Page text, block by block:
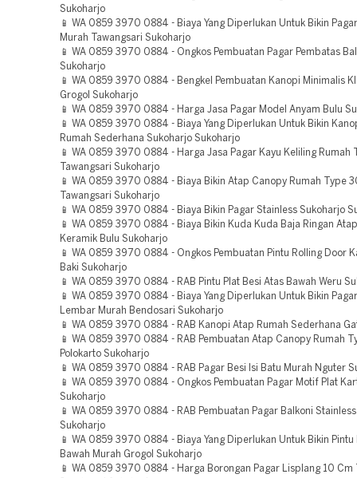
Sukoharjo
📱 WA 0859 3970 0884 - Biaya Yang Diperlukan Untuk Bikin
Murah Tawangsari Sukoharjo
📱 WA 0859 3970 0884 - Ongkos Pembuatan Pagar Pembatas
Sukoharjo
📱 WA 0859 3970 0884 - Bengkel Pembuatan Kanopi Minimalis
Grogol Sukoharjo
📱 WA 0859 3970 0884 - Harga Jasa Pagar Model Anyam Bulu
📱 WA 0859 3970 0884 - Biaya Yang Diperlukan Untuk Bikin
Rumah Sederhana Sukoharjo Sukoharjo
📱 WA 0859 3970 0884 - Harga Jasa Pagar Kayu Keliling Rumah
Tawangsari Sukoharjo
📱 WA 0859 3970 0884 - Biaya Bikin Atap Canopy Rumah Type
Tawangsari Sukoharjo
📱 WA 0859 3970 0884 - Biaya Bikin Pagar Stainless Sukoharjo
📱 WA 0859 3970 0884 - Biaya Bikin Kuda Kuda Baja Ringan
Keramik Bulu Sukoharjo
📱 WA 0859 3970 0884 - Ongkos Pembuatan Pintu Rolling Door
Baki Sukoharjo
📱 WA 0859 3970 0884 - RAB Pintu Plat Besi Atas Bawah Weru
📱 WA 0859 3970 0884 - Biaya Yang Diperlukan Untuk Bikin
Lembar Murah Bendosari Sukoharjo
📱 WA 0859 3970 0884 - RAB Kanopi Atap Rumah Sederhana
📱 WA 0859 3970 0884 - RAB Pembuatan Atap Canopy Rumah
Polokarto Sukoharjo
📱 WA 0859 3970 0884 - RAB Pagar Besi Isi Batu Murah Nguter
📱 WA 0859 3970 0884 - Ongkos Pembuatan Pagar Motif Plat
Sukoharjo
📱 WA 0859 3970 0884 - RAB Pembuatan Pagar Balkoni
Sukoharjo
📱 WA 0859 3970 0884 - Biaya Yang Diperlukan Untuk Bikin Pintu
Bawah Murah Grogol Sukoharjo
📱 WA 0859 3970 0884 - Harga Borongan Pagar Lisplang 10 Cm